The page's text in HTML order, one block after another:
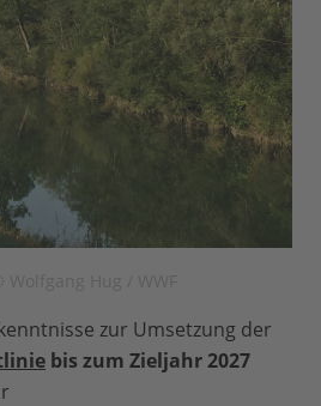
zur Umsetzung der
bis zum Zieljahr 2027